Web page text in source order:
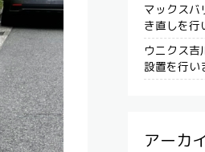
マックスバ
き直しを行
ウニクス
設置を行い
アーカ